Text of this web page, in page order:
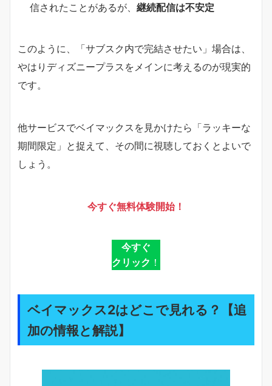
信されたことがあるが、 継続配信は不安定
このように、「サブスク内で完結させたい」場合は、
やはりディズニープラスをメインに考えるのが現実的
です。
他サービスでベイマックスを見かけたら「ラッキーな
期間限定」と捉えて、その間に視聴しておくとよいで
しょう。
今すぐ無料体験開始！
今すぐ
クリック ！
ベイマックス2はどこで見れる？【追
加の情報と解説】